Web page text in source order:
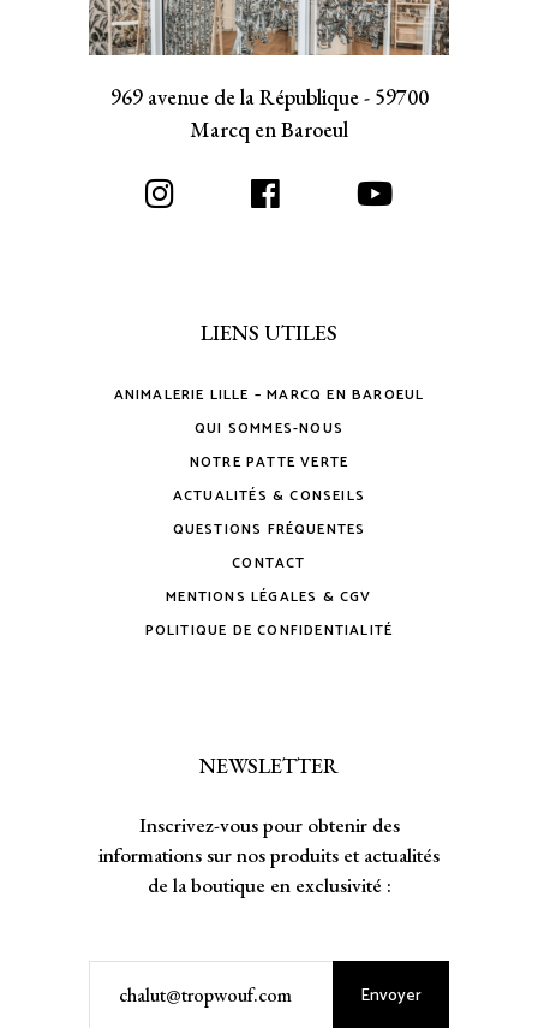
969 avenue de la République - 59700
Marcq en Baroeul
LIENS UTILES
ANIMALERIE LILLE – MARCQ EN BAROEUL
QUI SOMMES-NOUS
NOTRE PATTE VERTE
ACTUALITÉS & CONSEILS
QUESTIONS FRÉQUENTES
CONTACT
MENTIONS LÉGALES & CGV
POLITIQUE DE CONFIDENTIALITÉ
NEWSLETTER
Inscrivez-vous pour obtenir des
informations sur nos produits et actualités
de la boutique en exclusivité :
Envoyer